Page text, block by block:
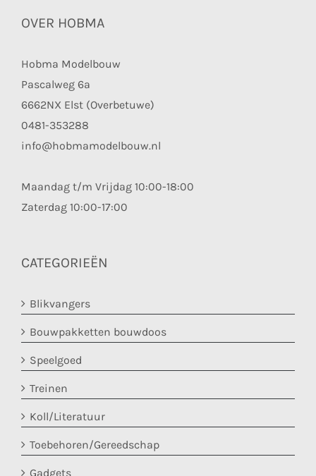
OVER HOBMA
Hobma Modelbouw
Pascalweg 6a
6662NX Elst (Overbetuwe)
0481-353288
info@hobmamodelbouw.nl
Maandag t/m Vrijdag 10:00-18:00
Zaterdag 10:00-17:00
CATEGORIEËN
Blikvangers
Bouwpakketten bouwdoos
Speelgoed
Treinen
Koll/Literatuur
Toebehoren/Gereedschap
Gadgets